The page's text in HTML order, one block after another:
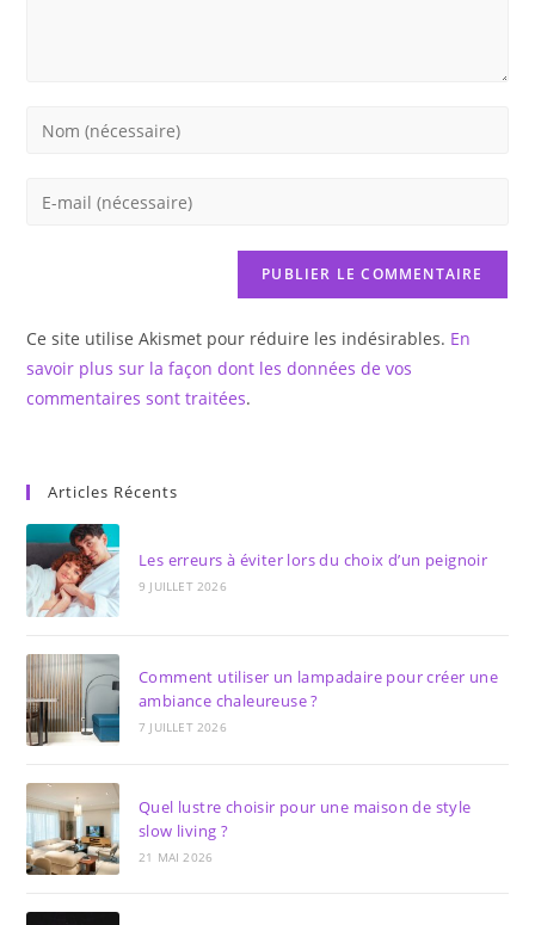
Enter
Enter
comment
Ce site utilise Akismet pour réduire les indésirables. En
savoir plus sur la façon dont les données de vos
commentaires sont traitées.
Articles Récents
Les erreurs à éviter lors du choix d’un peignoir
9 JUILLET 2026
Comment utiliser un lampadaire pour créer une
ambiance chaleureuse ?
7 JUILLET 2026
Quel lustre choisir pour une maison de style
slow living ?
21 MAI 2026